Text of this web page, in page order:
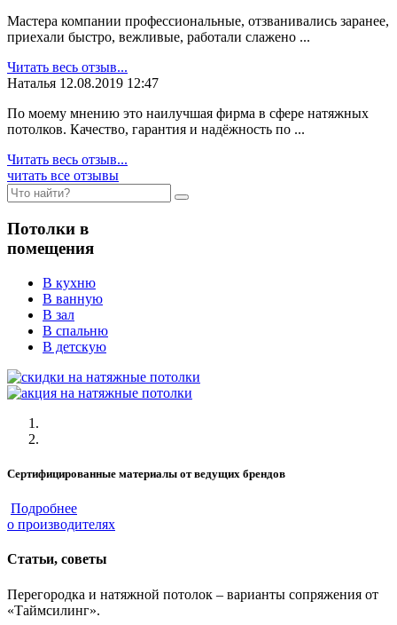
Мастера компании профессиональные, отзванивались заранее,
приехали быстро, вежливые, работали слажено ...
Читать весь отзыв...
Наталья 12.08.2019 12:47
По моему мнению это наилучшая фирма в сфере натяжных
потолков. Качество, гарантия и надёжность по ...
Читать весь отзыв...
читать все отзывы
Потолки в
помещения
В кухню
В ванную
В зал
В спальню
В детскую
Сертифицированные материалы от ведущих брендов
Подробнее
о производителях
Статьи, советы
Перегородка и натяжной потолок – варианты сопряжения от
«Таймсилинг».